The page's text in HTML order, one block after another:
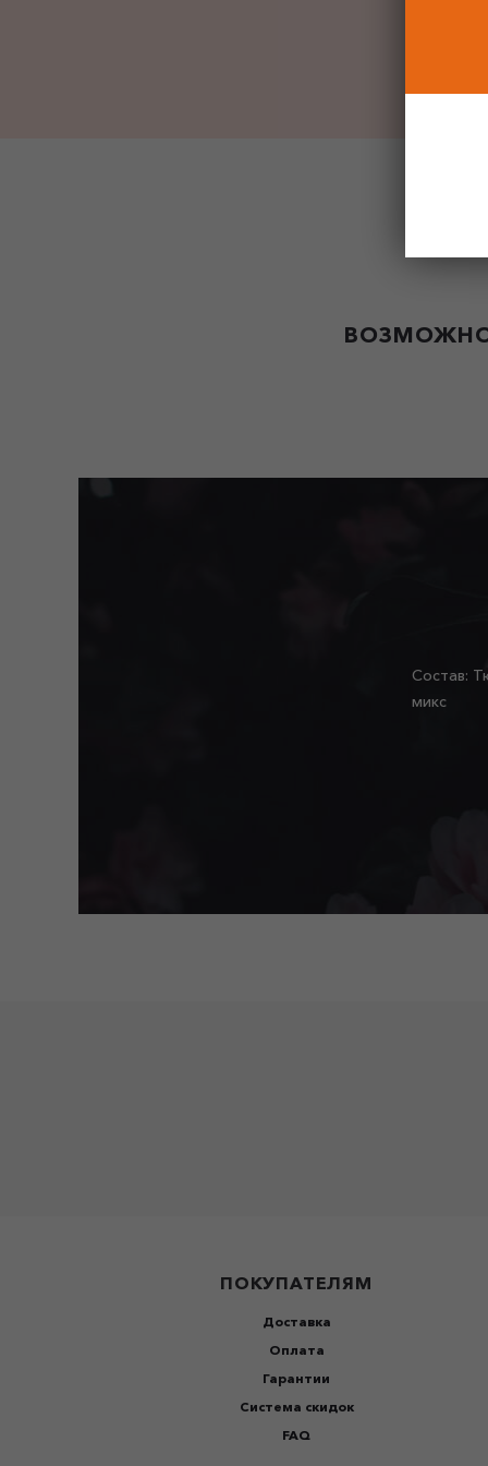
Состав:
микс
ПОКУПАТЕЛЯМ
Доставка
Оплата
Гарантии
Система скидок
FAQ